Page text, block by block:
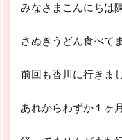
みなさまこんにちは
さぬきうどん食べて
前回も香川に行きま
あれからわずか１ヶ